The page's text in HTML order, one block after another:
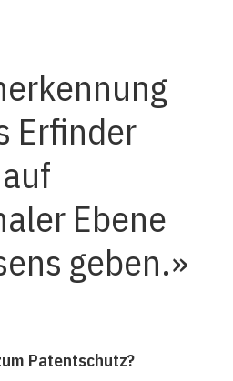
Erfinder
Ebene
geben.
Patentschutz?